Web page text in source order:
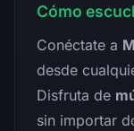
Cómo
Conéctate a
desde
Disfruta de
sin importar